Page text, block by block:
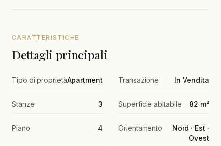
CARATTERISTICHE
Dettagli principali
Tipo di proprietàApartment Transazione In Vendita
Stanze 3 Superficie abitabile 82 m²
Piano 4 Orientamento
Nord · Est ·
Ovest